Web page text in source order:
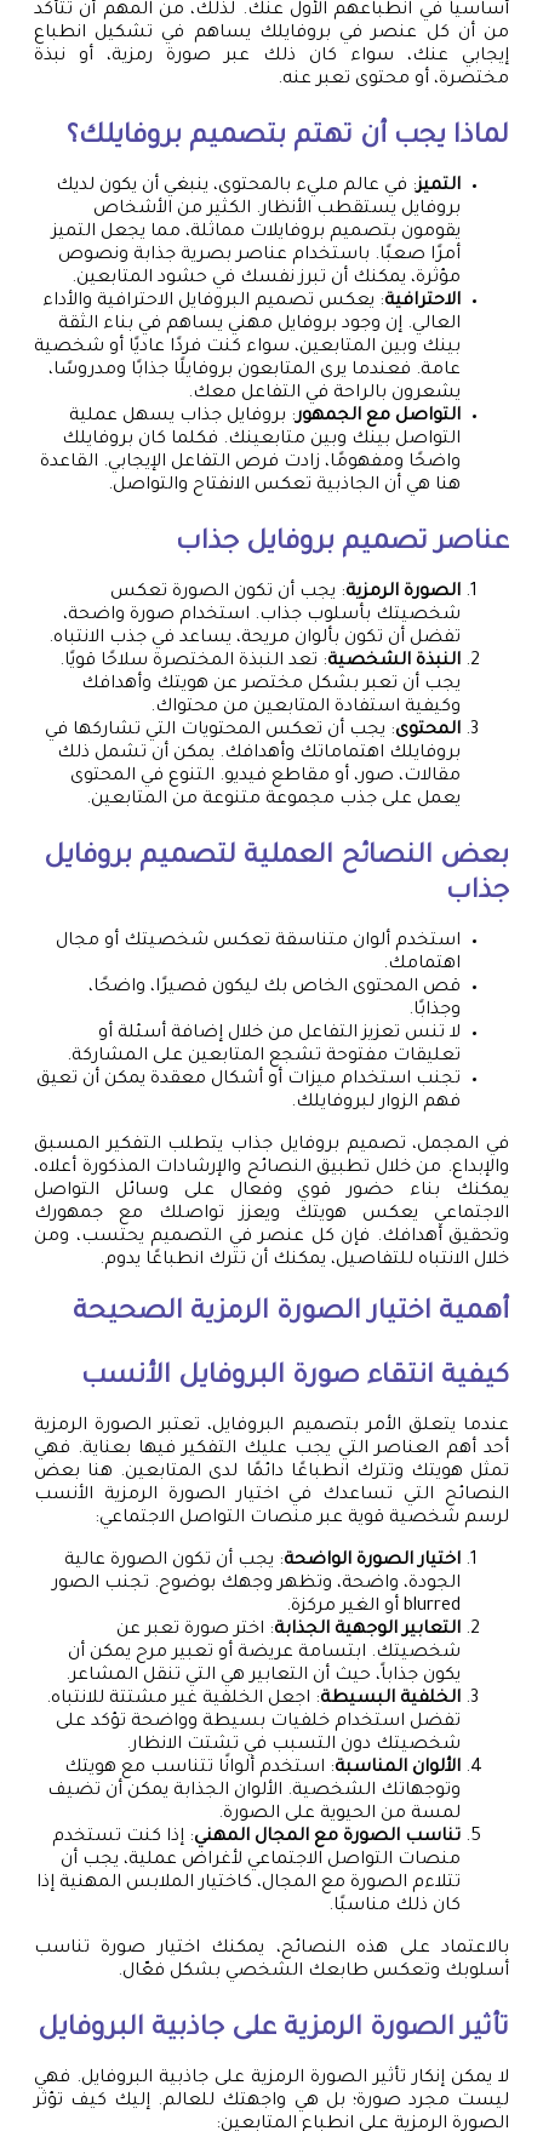
أساسياً في انطباعهم الأول عنك. لذلك، من المهم أن تتأكد
من أن كل عنصر في بروفايلك يساهم في تشكيل انطباع
إيجابي عنك، سواء كان ذلك عبر صورة رمزية، أو نبذة
مختصرة، أو محتوى تعبر عنه.
لماذا يجب أن تهتم بتصميم بروفايلك؟
التميز: في عالم مليء بالمحتوى، ينبغي أن يكون لديك
بروفايل يستقطب الأنظار. الكثير من الأشخاص
يقومون بتصميم بروفايلات مماثلة، مما يجعل التميز
أمرًا صعبًا. باستخدام عناصر بصرية جذابة ونصوص
مؤثرة، يمكنك أن تبرز نفسك في حشود المتابعين.
الاحترافية: يعكس تصميم البروفايل الاحترافية والأداء
العالي. إن وجود بروفايل مهني يساهم في بناء الثقة
بينك وبين المتابعين، سواء كنت فردًا عاديًا أو شخصية
عامة. فعندما يرى المتابعون بروفايلًا جذابًا ومدروسًا،
يشعرون بالراحة في التفاعل معك.
التواصل مع الجمهور: بروفايل جذاب يسهل عملية
التواصل بينك وبين متابعينك. فكلما كان بروفايلك
واضحًا ومفهومًا، زادت فرص التفاعل الإيجابي. القاعدة
هنا هي أن الجاذبية تعكس الانفتاح والتواصل.
عناصر تصميم بروفايل جذاب
الصورة الرمزية: يجب أن تكون الصورة تعكس
شخصيتك بأسلوب جذاب. استخدام صورة واضحة،
تفضل أن تكون بألوان مريحة، يساعد في جذب الانتباه.
النبذة الشخصية: تعد النبذة المختصرة سلاحًا قويًا.
يجب أن تعبر بشكل مختصر عن هويتك وأهدافك
وكيفية استفادة المتابعين من محتواك.
المحتوى: يجب أن تعكس المحتويات التي تشاركها في
بروفايلك اهتماماتك وأهدافك. يمكن أن تشمل ذلك
مقالات، صور، أو مقاطع فيديو. التنوع في المحتوى
يعمل على جذب مجموعة متنوعة من المتابعين.
بعض النصائح العملية لتصميم بروفايل
جذاب
استخدم ألوان متناسقة تعكس شخصيتك أو مجال
اهتمامك.
قص المحتوى الخاص بك ليكون قصيرًا، واضحًا،
وجذابًا.
لا تنس تعزيز التفاعل من خلال إضافة أسئلة أو
تعليقات مفتوحة تشجع المتابعين على المشاركة.
تجنب استخدام ميزات أو أشكال معقدة يمكن أن تعيق
فهم الزوار لبروفايلك.
في المجمل، تصميم بروفايل جذاب يتطلب التفكير المسبق
والإبداع. من خلال تطبيق النصائح والإرشادات المذكورة أعلاه،
يمكنك بناء حضور قوي وفعال على وسائل التواصل
الاجتماعي يعكس هويتك ويعزز تواصلك مع جمهورك
وتحقيق أهدافك. فإن كل عنصر في التصميم يحتسب، ومن
خلال الانتباه للتفاصيل، يمكنك أن تترك انطباعًا يدوم.
أهمية اختيار الصورة الرمزية الصحيحة
كيفية انتقاء صورة البروفايل الأنسب
عندما يتعلق الأمر بتصميم البروفايل، تعتبر الصورة الرمزية
أحد أهم العناصر التي يجب عليك التفكير فيها بعناية. فهي
تمثل هويتك وتترك انطباعًا دائمًا لدى المتابعين. هنا بعض
النصائح التي تساعدك في اختيار الصورة الرمزية الأنسب
لرسم شخصية قوية عبر منصات التواصل الاجتماعي:
اختيار الصورة الواضحة: يجب أن تكون الصورة عالية
الجودة، واضحة، وتظهر وجهك بوضوح. تجنب الصور
blurred أو الغير مركزة.
التعابير الوجهية الجذابة: اختر صورة تعبر عن
شخصيتك. ابتسامة عريضة أو تعبير مرح يمكن أن
يكون جذاباً، حيث أن التعابير هي التي تنقل المشاعر.
الخلفية البسيطة: اجعل الخلفية غير مشتتة للانتباه.
تفضل استخدام خلفيات بسيطة وواضحة تؤكد على
شخصيتك دون التسبب في تشتت الانظار.
الألوان المناسبة: استخدم ألوانًا تتناسب مع هويتك
وتوجهاتك الشخصية. الألوان الجذابة يمكن أن تضيف
لمسة من الحيوية على الصورة.
تناسب الصورة مع المجال المهني: إذا كنت تستخدم
منصات التواصل الاجتماعي لأغراض عملية، يجب أن
تتلاءم الصورة مع المجال، كاختيار الملابس المهنية إذا
كان ذلك مناسبًا.
بالاعتماد على هذه النصائح، يمكنك اختيار صورة تناسب
أسلوبك وتعكس طابعك الشخصي بشكل فعّال.
تأثير الصورة الرمزية على جاذبية البروفايل
لا يمكن إنكار تأثير الصورة الرمزية على جاذبية البروفايل. فهي
ليست مجرد صورة؛ بل هي واجهتك للعالم. إليك كيف تؤثر
الصورة الرمزية على انطباع المتابعين: